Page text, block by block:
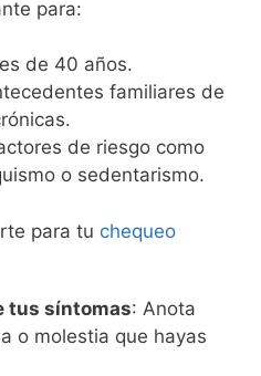
para:
de 40 años.
familiares de
de riesgo como
o sedentarismo.
para tu chequeo
tus síntomas: Anota
o molestia que hayas